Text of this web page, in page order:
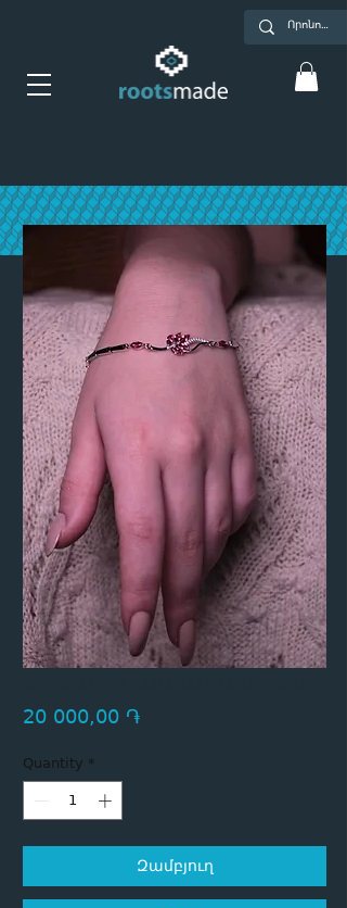
20 000,00 ֏Price
Quantity *
Զամբյուղ